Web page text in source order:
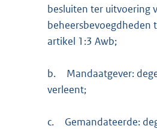
besluiten ter uitvoering
beheersbevoegdheden
artikel 1:3 Awb;
b.
Mandaatgever:
verleent;
c.
Gemandateerde: